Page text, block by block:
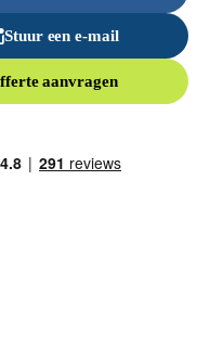
Stuur een e-mail
aanvragen